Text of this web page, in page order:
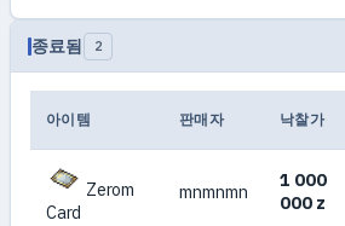
종료됨 2
아이템 판매자 낙찰가
Zerom
Card
mnmnmn
1 000
000 z